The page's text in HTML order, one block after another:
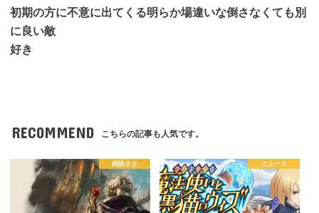
初期の方に不意に出てくる明らか場違いな倒さなくても別
に良い敵
好き
RECOMMEND こちらの記事も人気です。
雑談ネタ ニュース